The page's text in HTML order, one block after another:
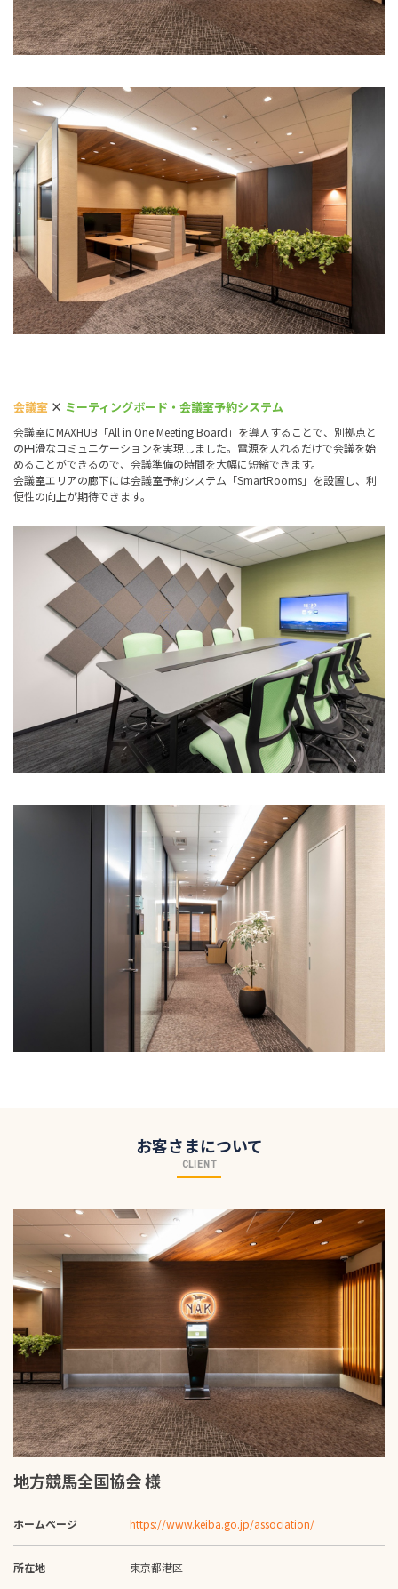
会議室 × ミーティングボード・会議室予約システム
会議室にMAXHUB「All in One Meeting Board」を導入することで、別拠点と
の円滑なコミュニケーションを実現しました。電源を入れるだけで会議を始
めることができるので、会議準備の時間を大幅に短縮できます。
会議室エリアの廊下には会議室予約システム「SmartRooms」を設置し、利
便性の向上が期待できます。
お客さまについて
CLIENT
地方競馬全国協会 様
ホームページ https://www.keiba.go.jp/association/
所在地 東京都港区